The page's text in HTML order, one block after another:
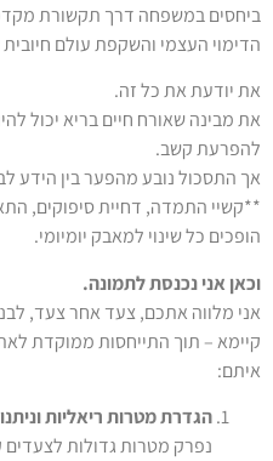
ביחסים במשפחה דרך תקשורת
הדימוי העצמי והשקפת עולם
את יודעת את כל זה.
את מבינה שאורח חיים בריא יכול
להפרעת קשב.
אך התסכול נובע מהפער בין הידע
**קשיי התמדה, דחיית סיפוקים,
הופכים כל שינוי למאבק יומיומי.
וכאן אני נכנסת לתמונה.
אני מלווה אתכם, צעד אחר צעד,
קיימא – תוך התייחסות ממוקדת
איתם:
הגדרת מטרות ריאליות
נפרק מטרות גדולות